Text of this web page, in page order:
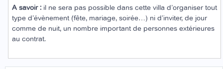
A savoir : il ne sera pas possible dans cette villa d’organiser tout
type d’évènement (fête, mariage, soirée…) ni d’inviter, de jour
comme de nuit, un nombre important de personnes extérieures
au contrat.